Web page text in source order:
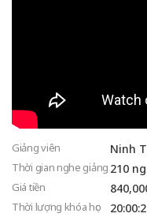
Giảng viên Ninh
Thời gian nghe giảng 210
Giá tiền
Thời lượng khóa học